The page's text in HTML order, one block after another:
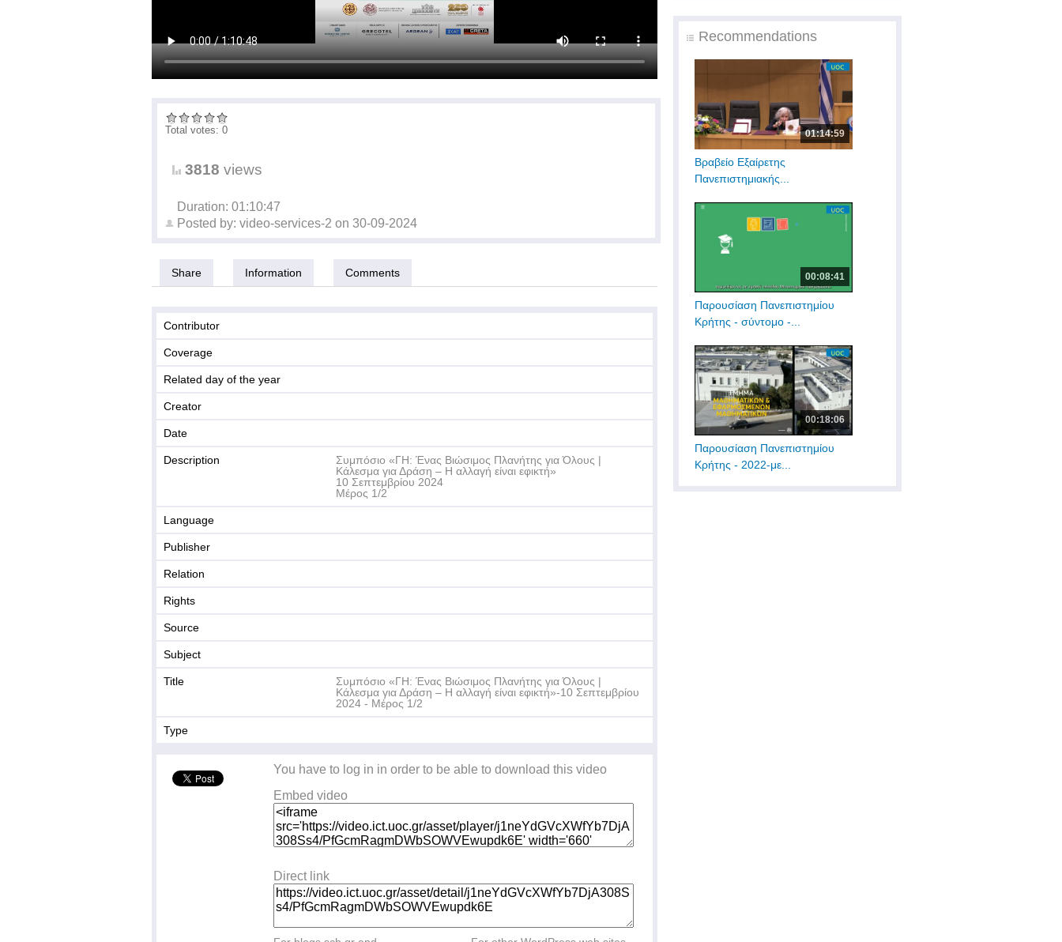
Recommendations
01:14:59
Βραβείο Εξαίρετης
Πανεπιστημιακής...
00:08:41
Παρουσίαση Πανεπιστημίου
Κρήτης - σύντομο -...
00:18:06
Παρουσίαση Πανεπιστημίου
Κρήτης - 2022-με...
Total votes: 0
3818 views
Duration: 01:10:47
Posted by: video-services-2 on 30-09-2024
Share Information Comments
Contributor
Coverage
Related day of the year
Creator
Date
Description
Συμπόσιο «ΓΗ: Ένας Βιώσιμος Πλανήτης για Όλους |
Κάλεσμα για Δράση – Η αλλαγή είναι εφικτή»
10 Σεπτεμβρίου 2024
Μέρος 1/2
Language
Publisher
Relation
Rights
Source
Subject
Title
Συμπόσιο «ΓΗ: Ένας Βιώσιμος Πλανήτης για Όλους |
Κάλεσμα για Δράση – Η αλλαγή είναι εφικτή»-10 Σεπτεμβρίου
2024 - Μέρος 1/2
Type
You have to log in in order to be able to download this video
Embed video
Direct link